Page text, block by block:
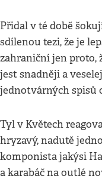
Přidal v té době
sdílenou tezi, že je
zahraniční jen proto,
jest snadněji a
jednotvárných spisů
Tyl v Květech
hryzavý, nadutě
komponista jakýsi
a karabáč na outlé